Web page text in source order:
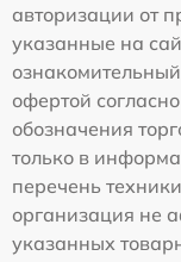
авторизации от
указанные на
офертой
обозначения
только в
перечень
организация не
указанных